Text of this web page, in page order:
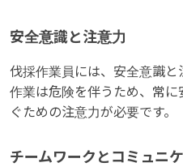
安全意識と注意力
伐採作業員には、安全意識
作業は危険を伴うため、常
ぐための注意力が必要です。
チームワークとコミュニ